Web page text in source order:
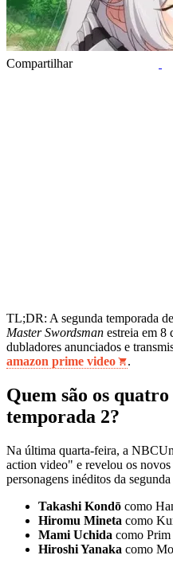
Compartilhar
TL;DR: A segunda temporada de
Master Swordsman estreia em 8
dubladores anunciados e
amazon prime video
.
Quem são os
temporada 2?
Na última quarta-feira, a
action video" e revelou os
personagens inéditos da
Takashi Kondō como
Hiromu Mineta como
Mami Uchida como Prim
Hiroshi Yanaka como